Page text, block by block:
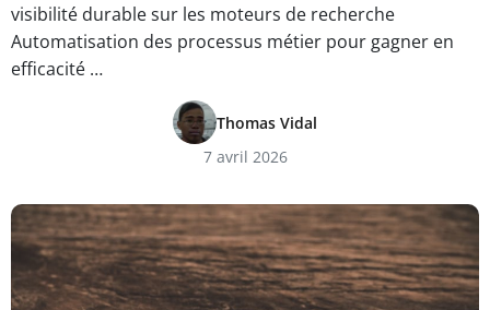
visibilité durable sur les moteurs de recherche
Automatisation des processus métier pour gagner en
efficacité …
Thomas Vidal
7 avril 2026